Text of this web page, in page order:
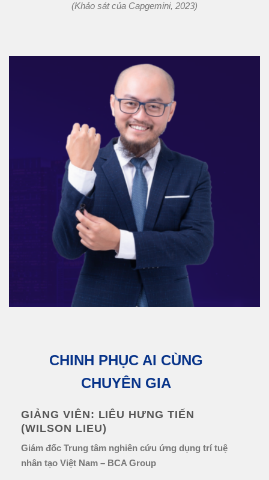
(Khảo sát của Capgemini, 2023)
CHINH PHỤC AI CÙNG
CHUYÊN GIA
GIẢNG VIÊN: LIÊU HƯNG TIẾN
(WILSON LIEU)
Giám đốc Trung tâm nghiên cứu ứng dụng trí tuệ
nhân tạo Việt Nam – BCA Group